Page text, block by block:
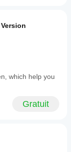
which help you
Gratuit